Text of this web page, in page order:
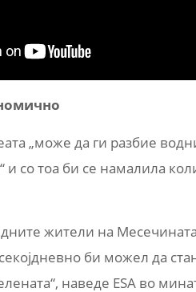
„може да ги разбие
со тоа би се намалила
жители на
би можел да
наведе ESA во